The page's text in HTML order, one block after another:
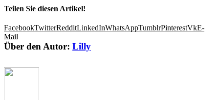
Teilen Sie diesen Artikel!
FacebookTwitterRedditLinkedInWhatsAppTumblrPinterestVkE-
Mail
Über den Autor: Lilly